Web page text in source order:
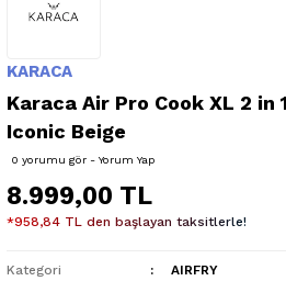
KARACA
Karaca Air Pro Cook XL 2 in
Iconic Beige
0 yorumu gör - Yorum Yap
8.999,00 TL
*958,84 TL den başlayan taksitlerle!
Kategori
AIRFRY